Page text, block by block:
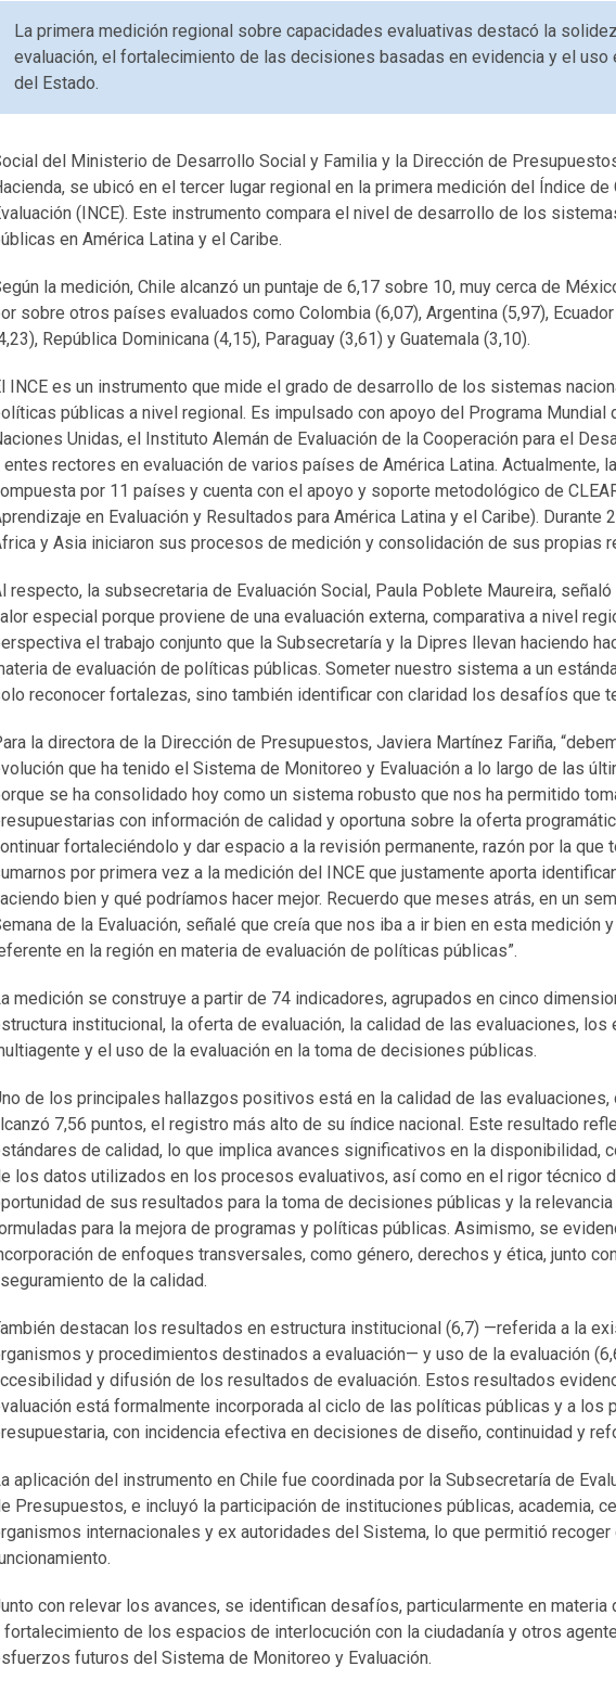
La primera medición regional sobre capacidades evaluativas destacó la
evaluación, el fortalecimiento de las decisiones basadas en evidencia y el
del Estado.
del Ministerio de Desarrollo Social y Familia y la Dirección de
se ubicó en el tercer lugar regional en la primera medición del Índice
(INCE). Este instrumento compara el nivel de desarrollo de los
en América Latina y el Caribe.
la medición, Chile alcanzó un puntaje de 6,17 sobre 10, muy cerca de
sobre otros países evaluados como Colombia (6,07), Argentina (5,97), Ecuador
República Dominicana (4,15), Paraguay (3,61) y Guatemala (3,10).
INCE es un instrumento que mide el grado de desarrollo de los sistemas
públicas a nivel regional. Es impulsado con apoyo del Programa Mundial
Unidas, el Instituto Alemán de Evaluación de la Cooperación para el
entes rectores en evaluación de varios países de América Latina. Actualmente,
por 11 países y cuenta con el apoyo y soporte metodológico de
en Evaluación y Resultados para América Latina y el Caribe). Durante
y Asia iniciaron sus procesos de medición y consolidación de sus propias
respecto, la subsecretaria de Evaluación Social, Paula Poblete Maureira,
especial porque proviene de una evaluación externa, comparativa a nivel
el trabajo conjunto que la Subsecretaría y la Dipres llevan haciendo
de evaluación de políticas públicas. Someter nuestro sistema a un
reconocer fortalezas, sino también identificar con claridad los desafíos que
la directora de la Dirección de Presupuestos, Javiera Martínez Fariña,
que ha tenido el Sistema de Monitoreo y Evaluación a lo largo de las
se ha consolidado hoy como un sistema robusto que nos ha permitido
con información de calidad y oportuna sobre la oferta
fortaleciéndolo y dar espacio a la revisión permanente, razón por la que
por primera vez a la medición del INCE que justamente aporta
bien y qué podríamos hacer mejor. Recuerdo que meses atrás, en un
de la Evaluación, señalé que creía que nos iba a ir bien en esta medición
en la región en materia de evaluación de políticas públicas”.
medición se construye a partir de 74 indicadores, agrupados en cinco
institucional, la oferta de evaluación, la calidad de las evaluaciones,
y el uso de la evaluación en la toma de decisiones públicas.
de los principales hallazgos positivos está en la calidad de las evaluaciones,
7,56 puntos, el registro más alto de su índice nacional. Este resultado
de calidad, lo que implica avances significativos en la disponibilidad,
los datos utilizados en los procesos evaluativos, así como en el rigor técnico
de sus resultados para la toma de decisiones públicas y la
para la mejora de programas y políticas públicas. Asimismo, se
de enfoques transversales, como género, derechos y ética, junto
de la calidad.
destacan los resultados en estructura institucional (6,7) —referida a la
y procedimientos destinados a evaluación— y uso de la evaluación
y difusión de los resultados de evaluación. Estos resultados
está formalmente incorporada al ciclo de las políticas públicas y a los
con incidencia efectiva en decisiones de diseño, continuidad y
aplicación del instrumento en Chile fue coordinada por la Subsecretaría de
Presupuestos, e incluyó la participación de instituciones públicas, academia,
internacionales y ex autoridades del Sistema, lo que permitió
con relevar los avances, se identifican desafíos, particularmente en materia
fortalecimiento de los espacios de interlocución con la ciudadanía y otros
futuros del Sistema de Monitoreo y Evaluación.